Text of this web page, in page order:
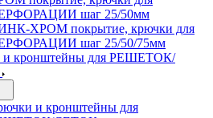
шаг 25/50мм
ХРОМ покрытие, крючки для
шаг 25/50/75мм
и кронштейны для РЕШЕТОК/
и кронштейны для